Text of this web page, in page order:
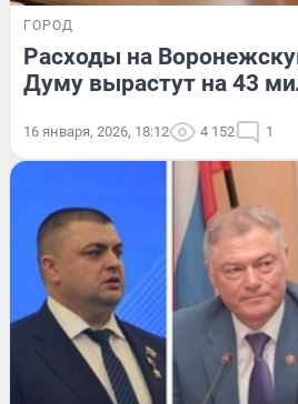
ГОРОД
Расходы на
Думу вырастут на 43
16 января, 2026, 18:12 4 152 1